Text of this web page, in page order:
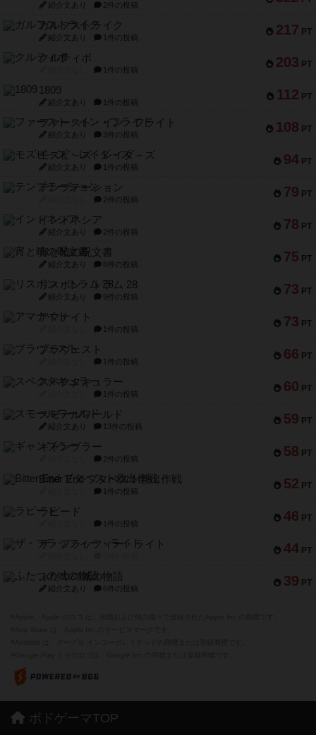
紹介文あり 2件の投稿
217 PT
ガルフストライク
紹介文あり 1件の投稿
203 PT
クルティボ
1件の投稿
112 PT
1809
紹介文あり 1件の投稿
108 PT
ファースト・イン・フライト
紹介文あり 3件の投稿
94 PT
モズビ－ズ・レイダ－ズ
紹介文あり 1件の投稿
79 PT
テンプテーション
2件の投稿
78 PT
インドネシア
紹介文あり 2件の投稿
75 PT
宵と暁の呪文書
紹介文あり 8件の投稿
73 PT
リスボン・トラム 28
紹介文あり 9件の投稿
73 PT
アマナイト
1件の投稿
66 PT
ブラヴェスト
1件の投稿
60 PT
スペクタキュラー
1件の投稿
59 PT
スモールワールド
紹介文あり 13件の投稿
58 PT
ギャンブラー
2件の投稿
52 PT
Bitter End ブタペスト救出作戦
1件の投稿
46 PT
ラピード
1件の投稿
44 PT
ザ・フラッフィー・ライト
39 PT
ふたつの城の物語
紹介文あり 6件の投稿
ボドゲーマTOP